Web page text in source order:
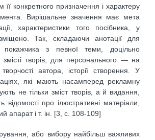
її конкретного призначення і характеру
Вирішальне значення має мета
характеристики того посібника, у
Так, складаючи анотації для
покажчика з певної теми, доцільно
творів, для персонального — на
автора, історії створення. У
які мають насамперед рекламну
не тільки зміст творів, а й видання,
відомості про ілюстративні матеріали,
апарат і т. ін. [3, c. 108-109]
або вибору найбільш важливих